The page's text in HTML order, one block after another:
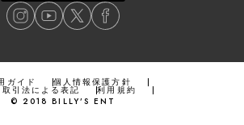
ガイド 個人情報保護方針
引法による表記
利用規約
© 2018 BILLY’S ENT